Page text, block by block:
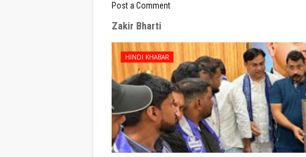
Post a Comment
Zakir Bharti
HINDI KHABAR